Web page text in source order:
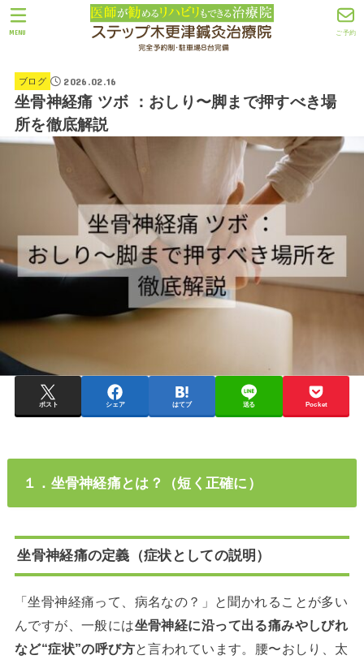
ご予約
MENU
ブログ 2026.02.16
坐骨神経痛 ツボ ：おしり〜脚まで押すべき場
所を徹底解説
ポスト シェア はてブ 送る Pocket
１．坐骨神経痛とは？（短く正確に）
坐骨神経痛の定義（症状としての説明）
「坐骨神経痛って、病名なの？」と聞かれることが多い
んですが、一般には坐骨神経に沿って出る痛みやしびれ
など“症状”の呼び方と言われています。腰〜おしり、太